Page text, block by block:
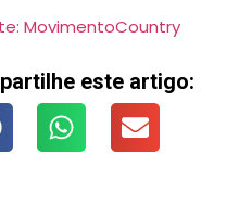
MovimentoCountry
este artigo: